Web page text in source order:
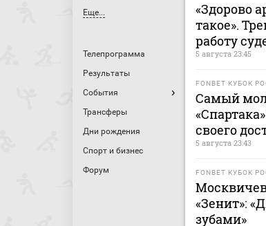
Еще...
Телепрограмма
Результаты
События
Трансферы
Дни рождения
Спорт и бизнес
Форум
«Здорово
такое».
работу
5 августа 23:45
FONBET КУБОК
Самый
своего
5 августа 23:43
FONBET КУБОК
«Зенит»:
зубами»